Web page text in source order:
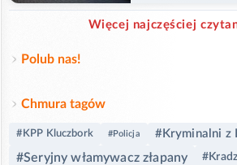
Więcej najczęściej
Polub nas!
Chmura tagów
#KPP Kluczbork #Policja #Kryminalni z
#Seryjny włamywacz złapany